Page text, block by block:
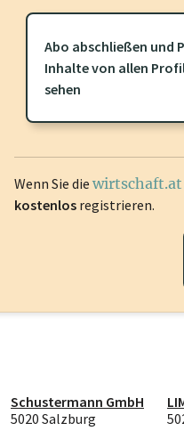
Für dieses Profil gibt es
frei oder loggen Sie sich ein
Abo abschließen und
Inhalte von allen
sehen
Wenn Sie die wirtschaft.at
kostenlos registrieren.
Schustermann GmbH
5020 Salzburg